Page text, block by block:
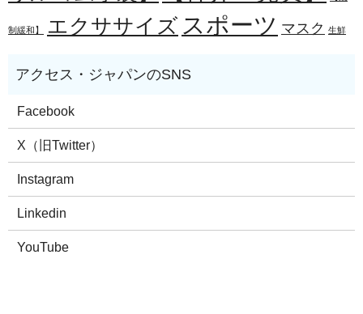
制緩和】 エクササイズ スポーツ マスク 生鮮
Facebook
X（旧Twitter）
Instagram
Linkedin
YouTube